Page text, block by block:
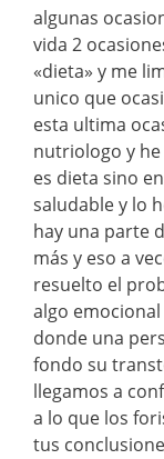
algunas
vida 2
«dieta» y me
unico que
esta ultima
nutriologo y
es dieta sino
saludable y lo
hay una parte
más y eso a
resuelto el
algo
donde una
fondo su
llegamos a
a lo que los
tus